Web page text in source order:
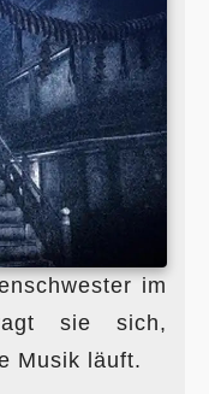
im
sie sich,
Musik läuft.